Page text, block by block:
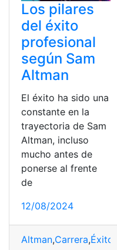
Los pilares
del éxito
profesional
según Sam
Altman
El éxito ha sido una
constante en la
trayectoria de Sam
Altman, incluso
mucho antes de
ponerse al frente
de
12/08/2024
Altman,Carrera,Éxito